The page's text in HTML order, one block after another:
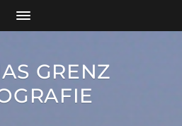
GRENZ